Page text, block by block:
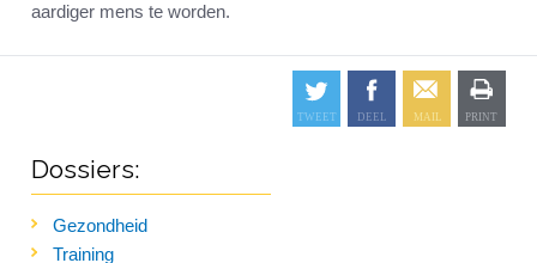
aardiger mens te worden.
Dossiers:
Gezondheid
Training